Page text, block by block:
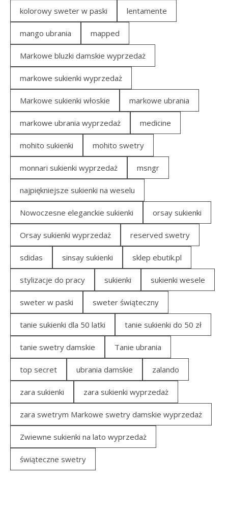
kolorowy sweter w paski lentamente
mango ubrania mapped
Markowe bluzki damskie wyprzedaż
markowe sukienki wyprzedaż
Markowe sukienki włoskie markowe ubrania
markowe ubrania wyprzedaż medicine
mohito sukienki mohito swetry
monnari sukienki wyprzedaż msngr
najpiękniejsze sukienki na weselu
Nowoczesne eleganckie sukienki orsay sukienki
Orsay sukienki wyprzedaż reserved swetry
sdidas sinsay sukienki sklep ebutik.pl
stylizacje do pracy sukienki sukienki wesele
sweter w paski sweter świąteczny
tanie sukienki dla 50 latki tanie sukienki do 50 zł
tanie swetry damskie Tanie ubrania
top secret ubrania damskie zalando
zara sukienki zara sukienki wyprzedaż
zara swetrym Markowe swetry damskie wyprzedaż
Zwiewne sukienki na lato wyprzedaż
świąteczne swetry